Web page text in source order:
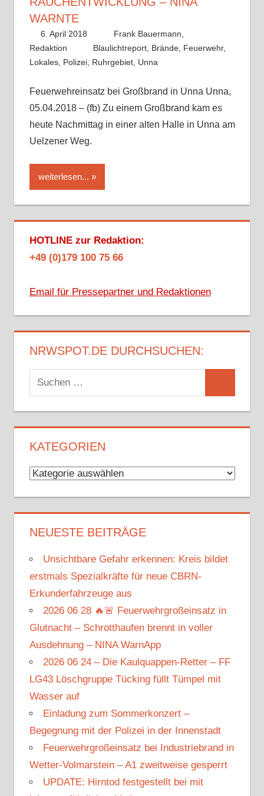
ARNTE
6. April 2018
Frank Bauermann,
Redaktion
Blaulichtreport Brände Feuerwehr,
Lokales, Polizei, Ruhrgebiet, Unna
Feuerwehreinsatz bei Großbrand in Unna Unna,
05.04.2018 – (fb) Zu einem Großbrand kam es
heute Nachmittag in einer alten Halle in Unna am
Uelzener Weg.
weiterlesen...
HOTLINE zur Redaktion:
+49 (0)179 100 75 66
Email für Pressepartner und Redaktionen
NRWSPOT.DE DURCHSUCHEN:
Suchen
nach:
KATEGORIEN
Kategorien
NEUESTE BEITRÄGE
Unsichtbare Gefahr erkennen: Kreis bildet
erstmals Spezialkräfte für neue CBRN-
Erkunderfahrzeuge aus
2026 06 28 🔥🚨 Feuerwehrgroßeinsatz in
Glutnacht – Schrotthaufen brennt in voller
Ausdehnung – NINA WarnApp
2026 06 24 – Die Kaulquappen-Retter – FF
LG43 Löschgruppe Tücking füllt Tümpel mit
Wasser auf
Einladung zum Sommerkonzert –
Begegnung mit der Polizei in der Innenstadt
Feuerwehrgroßeinsatz bei Industriebrand in
Wetter-Volmarstein – A1 zweitweise gesperrt
UPDATE: Hirntod festgestellt bei mit